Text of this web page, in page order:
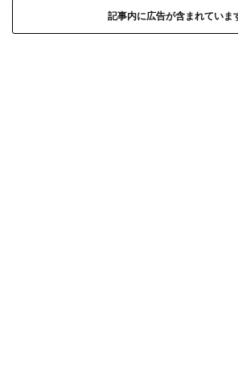
記事内に広告が含まれていま